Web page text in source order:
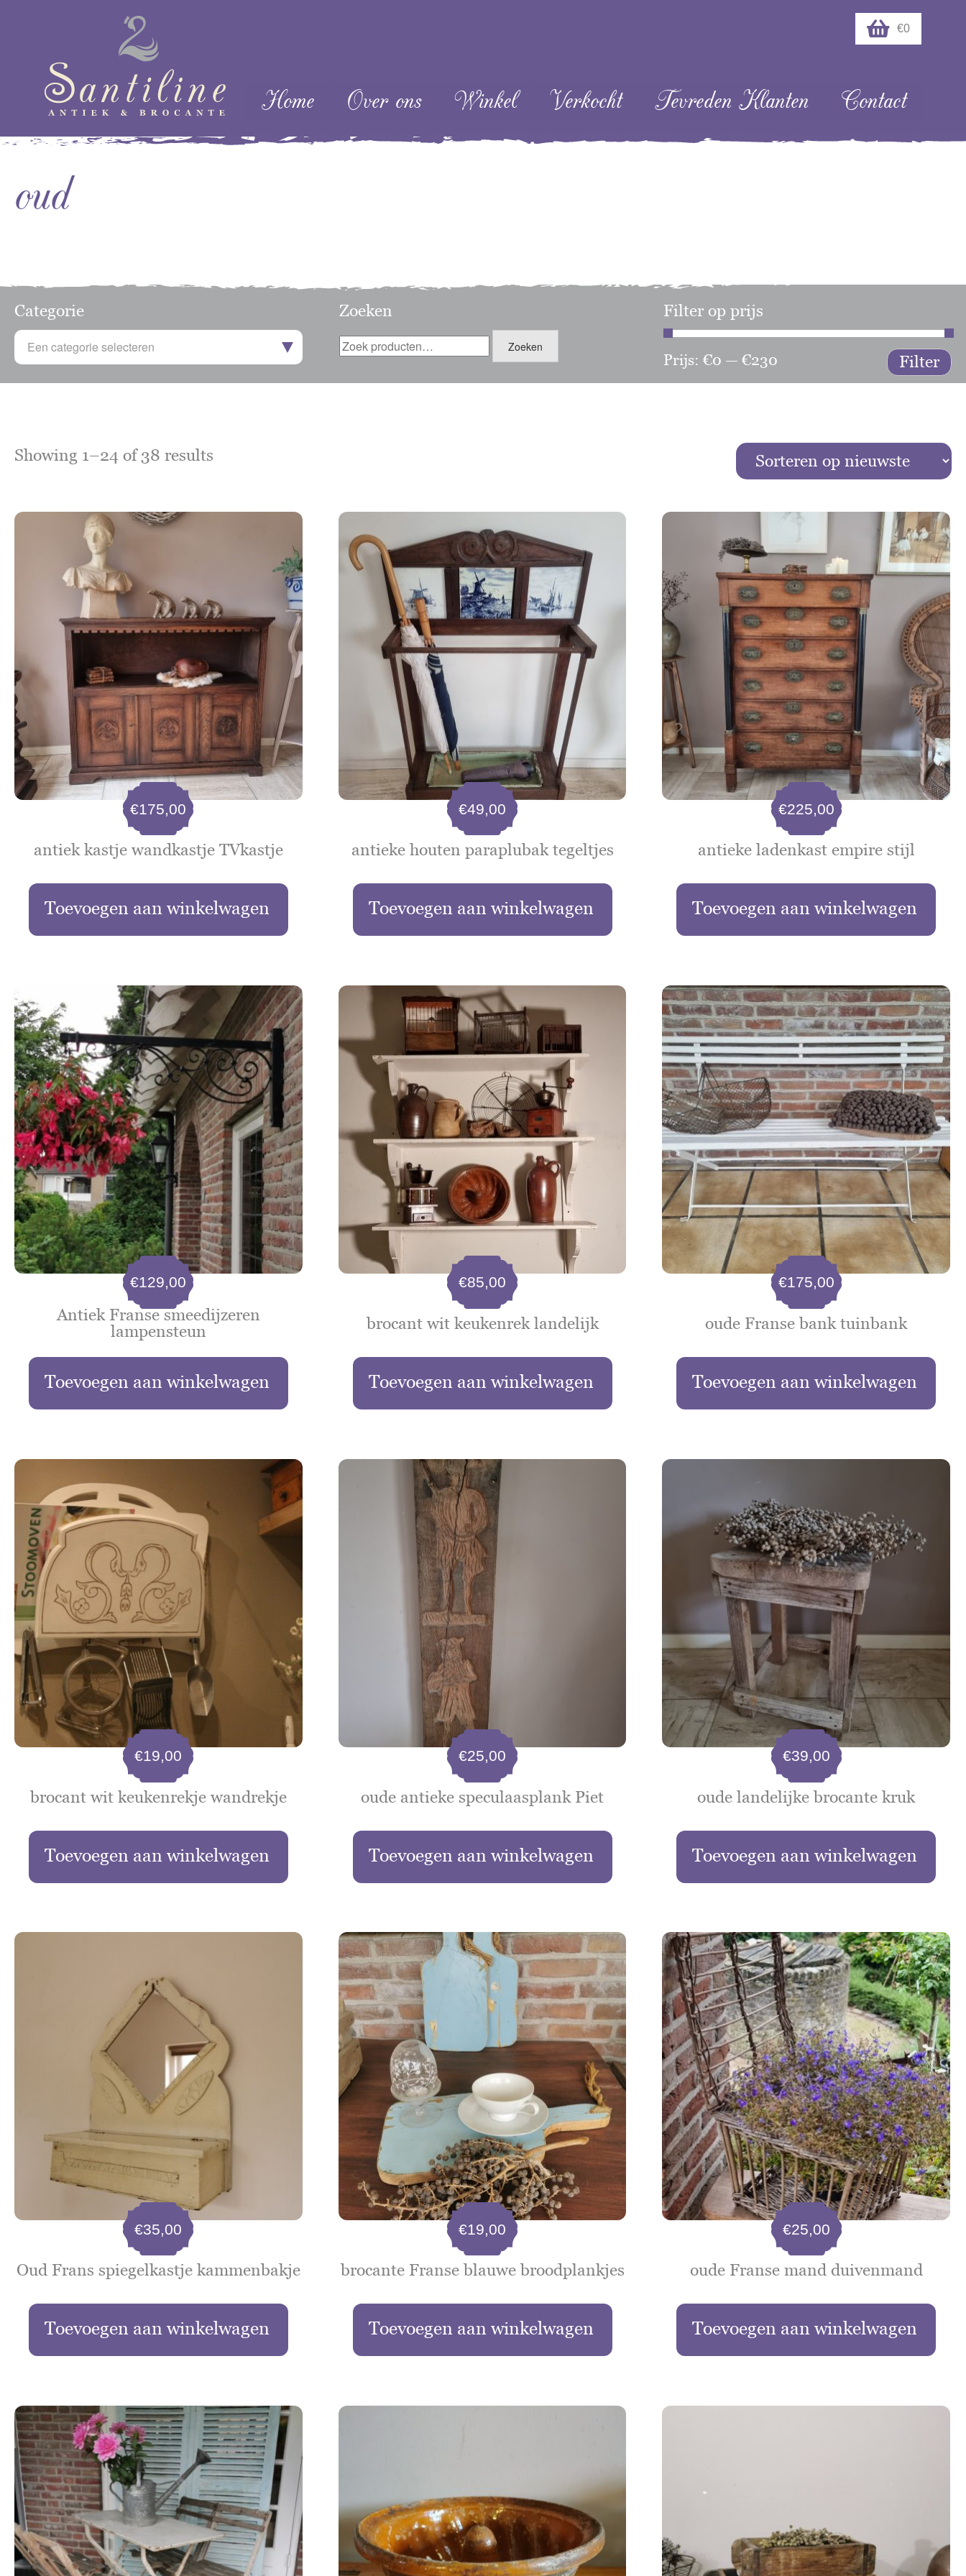
€0
Menu
Skip naar content
Home Over ons Winkel Verkocht Tevreden Klanten Contact
oud
Categorie
Een categorie selecteren
Zoeken
Zoeken
naar:
Zoeken
Filter op prijs
Filter
Prijs:€0 —€230
Showing 1–24 of 38 results
antiek kastje wandkastje TVkastje
€175,00
Toevoegen aan winkelwagen
antieke houten paraplubak tegeltjes
€49,00
Toevoegen aan winkelwagen
antieke ladenkast empire stijl
€225,00
Toevoegen aan winkelwagen
Antiek Franse smeedijzeren
lampensteun
€129,00
Toevoegen aan winkelwagen
brocant wit keukenrek landelijk
€85,00
Toevoegen aan winkelwagen
oude Franse bank tuinbank
€175,00
Toevoegen aan winkelwagen
brocant wit keukenrekje wandrekje
€19,00
Toevoegen aan winkelwagen
oude antieke speculaasplank Piet
€25,00
Toevoegen aan winkelwagen
oude landelijke brocante kruk
€39,00
Toevoegen aan winkelwagen
Oud Frans spiegelkastje kammenbakje
€35,00
Toevoegen aan winkelwagen
brocante Franse blauwe broodplankjes
€19,00
Toevoegen aan winkelwagen
oude Franse mand duivenmand
€25,00
Toevoegen aan winkelwagen